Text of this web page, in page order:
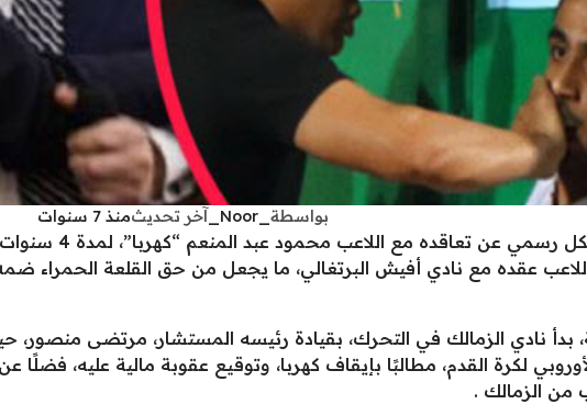
بواسطة _Noor_ آخر تحديثمنذ 7 سنوات
أعلن النادي
عقده مع نادي أفيش البرتغالي، ما يجعل من حق القلعة الحمراء
بدأ نادي الزمالك في التحرك، بقيادة رئيسه المستشار، مرتضى منصور،
لكرة القدم، مطالبًا بإيقاف كهربا، وتوقيع عقوبة مالية عليه،
من الزمالك .